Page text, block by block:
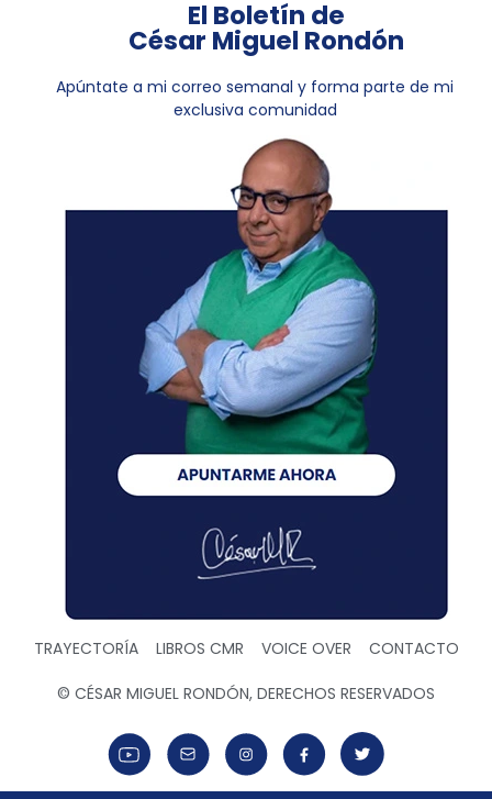
El Boletín de
César Miguel Rondón
Apúntate a mi correo semanal y forma parte de mi
exclusiva comunidad
TRAYECTORÍA LIBROS CMR VOICE OVER CONTACTO
© CÉSAR MIGUEL RONDÓN, DERECHOS RESERVADOS